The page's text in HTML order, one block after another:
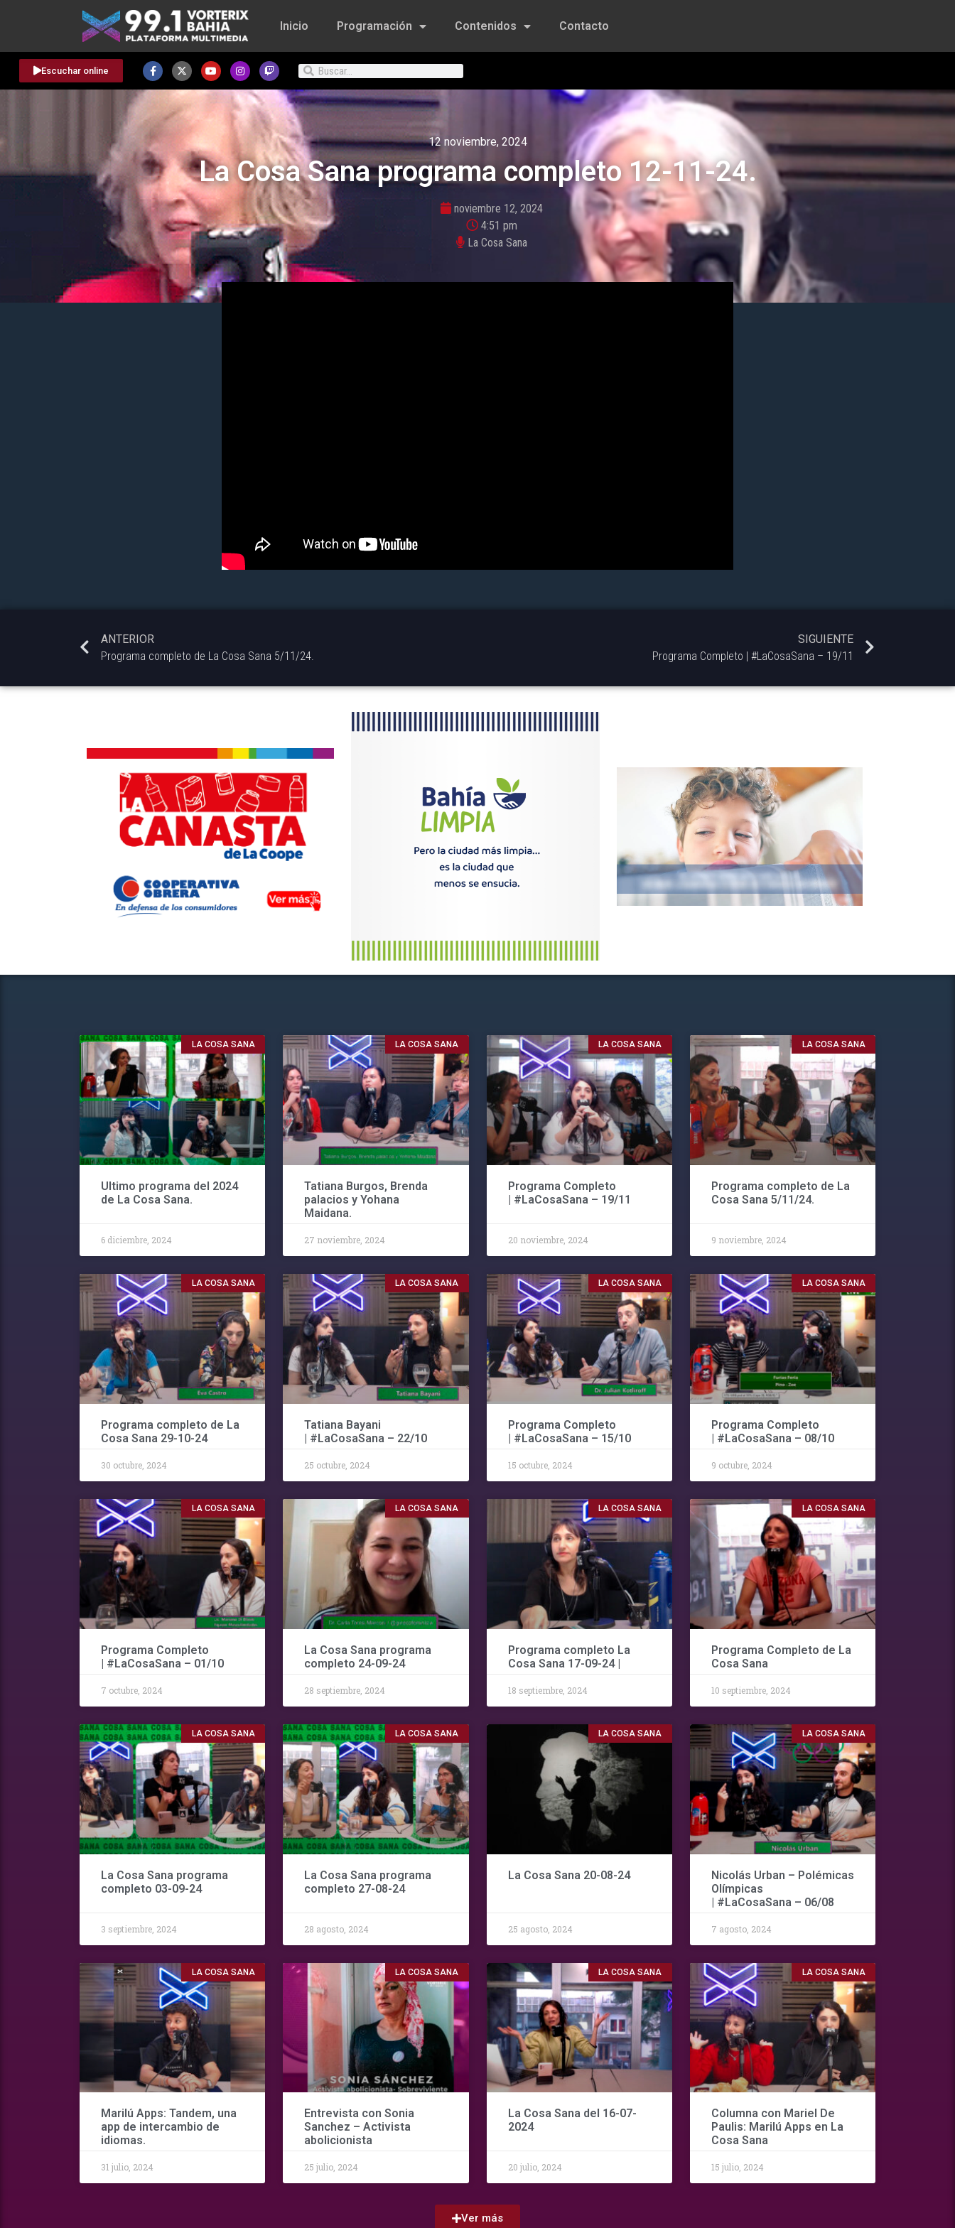
Inicio Programación Contenidos Contacto
Escuchar online
12 noviembre, 2024
La Cosa Sana programa completo 12-11-24.
noviembre 12, 2024
4:51 pm
La Cosa Sana
ANTERIOR
Programa completo de La Cosa Sana 5/11/24.
SIGUIENTE
Programa Completo | #LaCosaSana – 19/11
LA COSA SANA
Ultimo programa del 2024
de La Cosa Sana.
6 diciembre, 2024
LA COSA SANA
Tatiana Burgos, Brenda
palacios y Yohana
Maidana.
27 noviembre, 2024
LA COSA SANA
Programa Completo
| #LaCosaSana – 19/11
20 noviembre, 2024
LA COSA SANA
Programa completo de La
Cosa Sana 5/11/24.
9 noviembre, 2024
LA COSA SANA
Programa completo de La
Cosa Sana 29-10-24
30 octubre, 2024
LA COSA SANA
Tatiana Bayani
| #LaCosaSana – 22/10
25 octubre, 2024
LA COSA SANA
Programa Completo
| #LaCosaSana – 15/10
15 octubre, 2024
LA COSA SANA
Programa Completo
| #LaCosaSana – 08/10
9 octubre, 2024
LA COSA SANA
Programa Completo
| #LaCosaSana – 01/10
7 octubre, 2024
LA COSA SANA
La Cosa Sana programa
completo 24-09-24
28 septiembre, 2024
LA COSA SANA
Programa completo La
Cosa Sana 17-09-24 |
18 septiembre, 2024
LA COSA SANA
Programa Completo de La
Cosa Sana
10 septiembre, 2024
LA COSA SANA
La Cosa Sana programa
completo 03-09-24
3 septiembre, 2024
LA COSA SANA
La Cosa Sana programa
completo 27-08-24
28 agosto, 2024
LA COSA SANA
La Cosa Sana 20-08-24
25 agosto, 2024
LA COSA SANA
Nicolás Urban – Polémicas
Olímpicas
| #LaCosaSana – 06/08
7 agosto, 2024
LA COSA SANA
Marilú Apps: Tandem, una
app de intercambio de
idiomas.
31 julio, 2024
LA COSA SANA
Entrevista con Sonia
Sanchez – Activista
abolicionista
25 julio, 2024
LA COSA SANA
La Cosa Sana del 16-07-
2024
20 julio, 2024
LA COSA SANA
Columna con Mariel De
Paulis: Marilú Apps en La
Cosa Sana
15 julio, 2024
Ver más